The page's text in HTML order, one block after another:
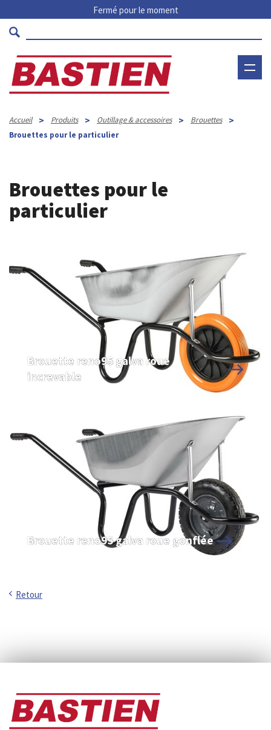
Fermé pour le moment
Accueil > Produits > Outillage & accessoires > Brouettes >
Brouettes pour le particulier
Brouettes pour le
particulier
Brouette reno95 galva roue
increvable
Brouette reno95 galva roue gonflée
Retour